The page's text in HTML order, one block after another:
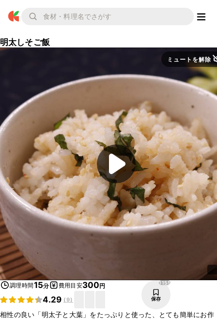
明太しそご飯
ミュートを解除
調理時間15分 費用目安300円
4.29 (9)
1155
保存
相性の良い「明太子と大葉」をたっぷりと使った、とても簡単にお作